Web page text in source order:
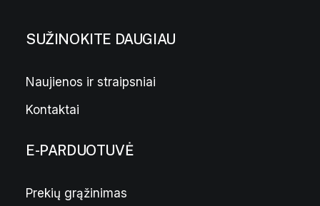
SUŽINOKITE DAUGIAU
Naujienos ir straipsniai
Kontaktai
E-PARDUOTUVĖ
Prekių grąžinimas